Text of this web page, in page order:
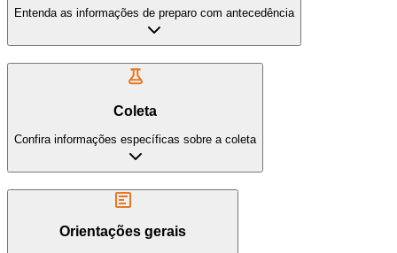
Entenda as informações de preparo com antecedência
Coleta
Confira informações específicas sobre a coleta
Orientações gerais